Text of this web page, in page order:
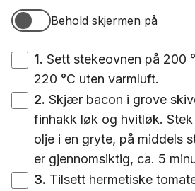
Behold skjermen på
Behold skjermen på
1. Sett stekeovnen på 200
220 °C uten varmluft.
2. Skjær bacon i grove
finhakk løk og hvitløk.
olje i en gryte, på middels
er gjennomsiktig, ca. 5
3. Tilsett hermetiske